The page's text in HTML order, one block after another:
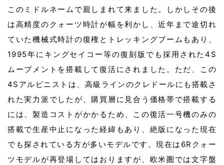
このミドルネームで親しまれて来ました。しかしその後
は高精度のクォーツ時計が幅を利かし、近年まで途切れ
ていた機械式時計の復権とトレッキングブームもあり、
1995年にキングセイコー等の復刻版でも採用された4S
ムーブメントを搭載して復活にされました。ただ、この
4Sアルピニストは、高級ラインのクレドールにも搭載さ
れた実力派でしたが、購買層に見合う価格帯で搭載する
には、製造コストがかかるため、この復活一号機のみの
搭載で生産中止になった経緯もあり、絶版になった現在
でも探されている方が多いモデルです。現在は6Rクォー
ツモデルが再登場してはおりますが、欧米圏では文字盤